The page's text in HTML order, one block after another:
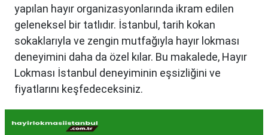
yapılan hayır organizasyonlarında ikram edilen
geleneksel bir tatlıdır. İstanbul, tarih kokan
sokaklarıyla ve zengin mutfağıyla hayır lokması
deneyimini daha da özel kılar. Bu makalede, Hayır
Lokması İstanbul deneyiminin eşsizliğini ve
fiyatlarını keşfedeceksiniz.
Hayır Lokması İstanbul'da